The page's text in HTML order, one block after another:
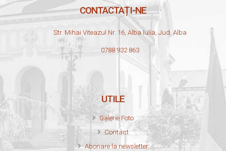
CONTACTAȚI-NE
Str. Mihai Viteazul Nr. 16, Alba Iulia, Jud. Alba
0788 932 863
UTILE
Galerie Foto
Contact
Abonare la newsletter